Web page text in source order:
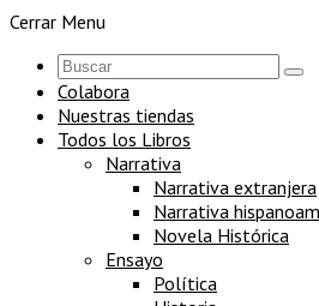
Cerrar Menu
Colabora
Nuestras tiendas
Todos los Libros
Narrativa
Narrativa extranjera
Narrativa
Novela Histórica
Ensayo
Política